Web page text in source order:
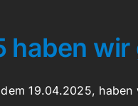
haben
19.04.2025,